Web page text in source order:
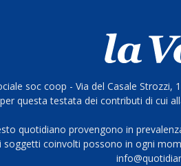
soc coop - Via del Casale Strozzi,
questa testata dei contributi di cui
quotidiano provengono in
coinvolti possono in ogni